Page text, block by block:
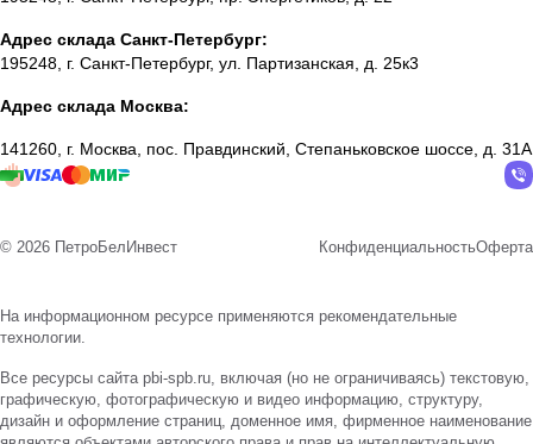
Адрес склада Санкт-Петербург:
195248, г. Санкт-Петербург, ул. Партизанская, д. 25к3
Адрес склада Москва:
141260, г. Москва, пос. Правдинский, Степаньковское шоссе, д. 31А
© 2026 ПетроБелИнвест КонфиденциальностьОферта
На информационном ресурсе применяются рекомендательные
технологии.
Все ресурсы сайта pbi-spb.ru, включая (но не ограничиваясь) текстовую,
графическую, фотографическую и видео информацию, структуру,
дизайн и оформление страниц, доменное имя, фирменное наименование